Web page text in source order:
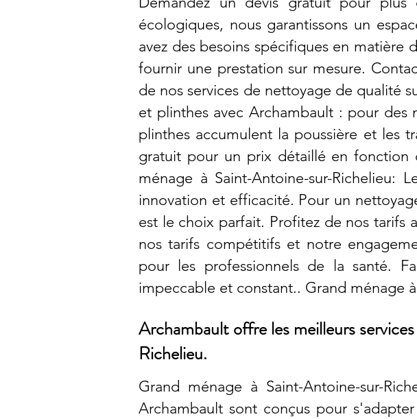
écologiques, nous garantissons un
avez des besoins spécifiques en
fournir une prestation sur mesure.
de nos services de nettoyage de qualité
et plinthes avec Archambault : pour
plinthes accumulent la poussière et les
gratuit pour un prix détaillé en fonction
ménage à Saint-Antoine-sur-Richelieu:
innovation et efficacité. Pour un
est le choix parfait. Profitez de nos
nos tarifs compétitifs et notre
pour les professionnels de la santé.
impeccable et constant.. Grand ménage
Archambault offre les meilleurs
Richelieu.
Grand ménage à Saint-Antoine-sur-
Archambault sont conçus pour